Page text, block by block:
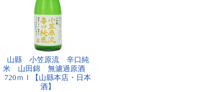
山縣 小笠原流 辛口純
米 山田錦 無濾過原酒
720ｍｌ【山縣本店・日本
酒】